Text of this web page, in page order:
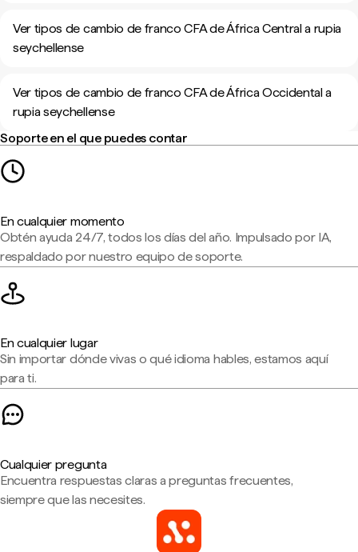
Ver tipos de cambio de franco CFA de África Central a rupia
seychellense
Ver tipos de cambio de franco CFA de África Occidental a
rupia seychellense
Soporte en el que puedes contar
En cualquier momento
Obtén ayuda 24/7, todos los días del año. Impulsado por IA,
respaldado por nuestro equipo de soporte.
En cualquier lugar
Sin importar dónde vivas o qué idioma hables, estamos aquí
para ti.
Cualquier pregunta
Encuentra respuestas claras a preguntas frecuentes,
siempre que las necesites.